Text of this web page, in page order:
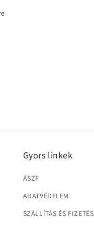
Gyors linkek
ÁSZF
ADATVÉDELEM
SZÁLLÍTÁS ÉS FIZETÉS